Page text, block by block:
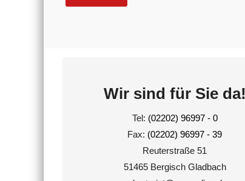
Wir sind für Sie da!
Tel: (02202) 96997 - 0
Fax: (02202) 96997 - 39
Reuterstraße 51
51465 Bergisch Gladbach